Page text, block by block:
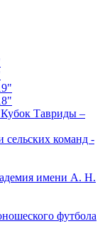
Тавриды –
сельских команд -
имени А. Н.
футбола